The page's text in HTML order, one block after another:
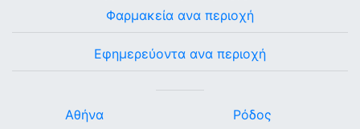
Φαρμακεία ανα περιοχή
Εφημερεύοντα ανα περιοχή
Αθήνα
Ρόδος